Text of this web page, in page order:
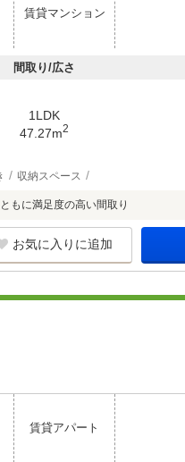
賃貸マンション
間取り/広さ
1LDK
47.27m2
収納スペース
もに満足度の高い間取り
お気に入りに追加
賃貸アパート